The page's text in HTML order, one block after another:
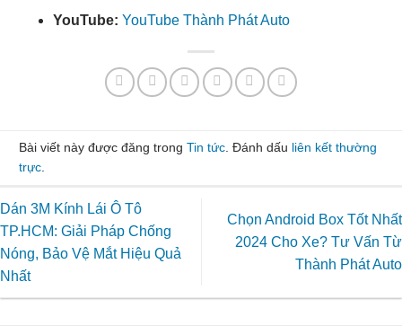
YouTube: YouTube Thành Phát Auto
Bài viết này được đăng trong Tin tức . Đánh dấu liên kết thường
trực
Dán 3M Kính Lái Ô Tô
TP.HCM: Giải Pháp Chống
Nóng, Bảo Vệ Mắt Hiệu Quả
Nhất
Chọn Android Box Tốt Nhất
2024 Cho Xe? Tư Vấn Từ
Thành Phát Auto